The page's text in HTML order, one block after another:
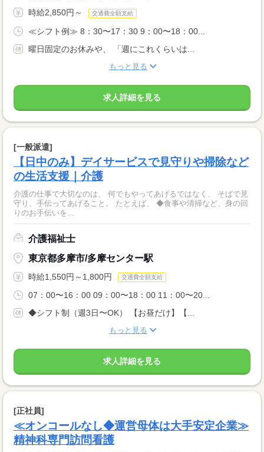
時給2,850円～ 交通費全額支給
≪シフト例≫ 8：30〜17：30 9：00〜18：00...
曜日固定のお休みや、 「週にこれくらいは...
もっと見る
求人詳細を見る
[一般派遣]
【日中のみ】デイサービスで見守りや掃除など
の生活支援｜介護
介護の仕事で大切なのは、 何でもやってあげるではなく、 そばで見
守り、手伝ってあげること。 たとえば、 ◆食事や清掃など、身の回
りのお手伝いを...
介護福祉士
東京都多摩市/多摩センター駅
時給1,550円～1,800円 交通費全額支給
07：00〜16：00 09：00〜18：00 11：00〜20...
◆シフト制（週3日〜OK） 【お昼だけ】【...
もっと見る
求人詳細を見る
[正社員]
≪オンコールなし◆運営母体は大手安定企業≫
精神科専門訪問看護